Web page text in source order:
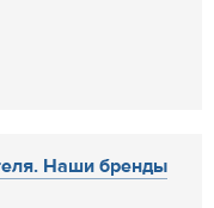
Наши бренды